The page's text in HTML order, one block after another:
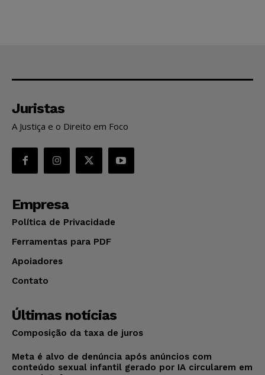
Juristas
A Justiça e o Direito em Foco
Empresa
Política de Privacidade
Ferramentas para PDF
Apoiadores
Contato
Últimas notícias
Composição da taxa de juros
Meta é alvo de denúncia após anúncios com
conteúdo sexual infantil gerado por IA circularem em